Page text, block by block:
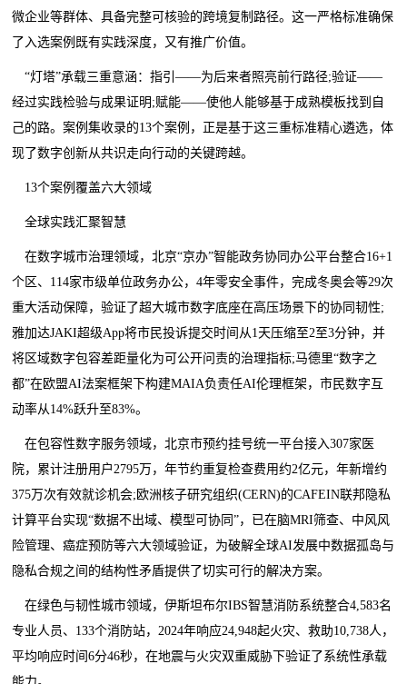
微企业等群体、具备完整可核验的跨境复制路径。这一严格标准确保
了入选案例既有实践深度，又有推广价值。
“灯塔”承载三重意涵：指引——为后来者照亮前行路径;验证——
经过实践检验与成果证明;赋能——使他人能够基于成熟模板找到自
己的路。案例集收录的13个案例，正是基于这三重标准精心遴选，体
现了数字创新从共识走向行动的关键跨越。
13个案例覆盖六大领域
全球实践汇聚智慧
在数字城市治理领域，北京“京办”智能政务协同办公平台整合16+1
个区、114家市级单位政务办公，4年零安全事件，完成冬奥会等29次
重大活动保障，验证了超大城市数字底座在高压场景下的协同韧性;
雅加达JAKI超级App将市民投诉提交时间从1天压缩至2至3分钟，并
将区域数字包容差距量化为可公开问责的治理指标;马德里“数字之
都”在欧盟AI法案框架下构建MAIA负责任AI伦理框架，市民数字互
动率从14%跃升至83%。
在包容性数字服务领域，北京市预约挂号统一平台接入307家医
院，累计注册用户2795万，年节约重复检查费用约2亿元，年新增约
375万次有效就诊机会;欧洲核子研究组织(CERN)的CAFEIN联邦隐私
计算平台实现“数据不出域、模型可协同”，已在脑MRI筛查、中风风
险管理、癌症预防等六大领域验证，为破解全球AI发展中数据孤岛与
隐私合规之间的结构性矛盾提供了切实可行的解决方案。
在绿色与韧性城市领域，伊斯坦布尔IBS智慧消防系统整合4,583名
专业人员、133个消防站，2024年响应24,948起火灾、救助10,738人，
平均响应时间6分46秒，在地震与火灾双重威胁下验证了系统性承载